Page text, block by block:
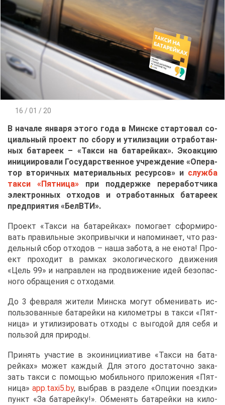
16 / 01 / 20
В на­ча­ле ян­ва­ря это­го го­да в Мин­ске стар­то­вал со­
ци­аль­ный про­ект по сбо­ру и ути­ли­за­ции от­ра­бо­тан­
ных ба­та­ре­ек – «Так­си на ба­та­рей­ках». Эко­ак­цию
ини­ци­и­ро­ва­ли Го­су­дар­ствен­ное учре­жде­ние «Опе­ра­
тор вто­рич­ных ма­те­ри­аль­ных ре­сур­сов» и служ­ба
так­си «Пят­ни­ца» при под­держ­ке пе­ре­ра­бот­чи­ка
элек­трон­ных от­хо­дов и от­ра­бо­тан­ных ба­та­ре­ек
пред­при­я­тия «БелВ­ТИ».
Про­ект «Так­си на ба­та­рей­ках» по­мо­га­ет сфор­ми­ро­
вать пра­виль­ные эко­при­выч­ки и на­по­ми­на­ет, что раз­
дель­ный сбор от­хо­дов – на­ша за­бо­та, а не ено­та! Про­
ект про­хо­дит в рам­ках эко­ло­ги­че­ско­го дви­же­ния
«Цель 99» и на­прав­лен на про­дви­же­ние идей без­опас­
но­го об­ра­ще­ния с от­хо­да­ми.
До 3 фев­ра­ля жи­те­ли Мин­ска мо­гут об­ме­ни­вать ис­
поль­зо­ван­ные ба­та­рей­ки на ки­ло­мет­ры в так­си «Пят­
ни­ца» и ути­ли­зи­ро­вать от­хо­ды с вы­го­дой для се­бя и
поль­зой для при­ро­ды.
При­нять уча­стие в эко­и­ни­ци­и­а­ти­ве «Так­си на ба­та­
рей­ках» мо­жет каж­дый. Для это­го до­ста­точ­но за­ка­
зать так­си с по­мо­щью мо­биль­но­го при­ло­же­ния «Пят­
ни­ца»app.​taxi5.​by, вы­брав в раз­де­ле «Оп­ции по­езд­ки»
пункт «За ба­та­рей­ку!». Об­ме­нять ба­та­рей­ки на ки­ло­